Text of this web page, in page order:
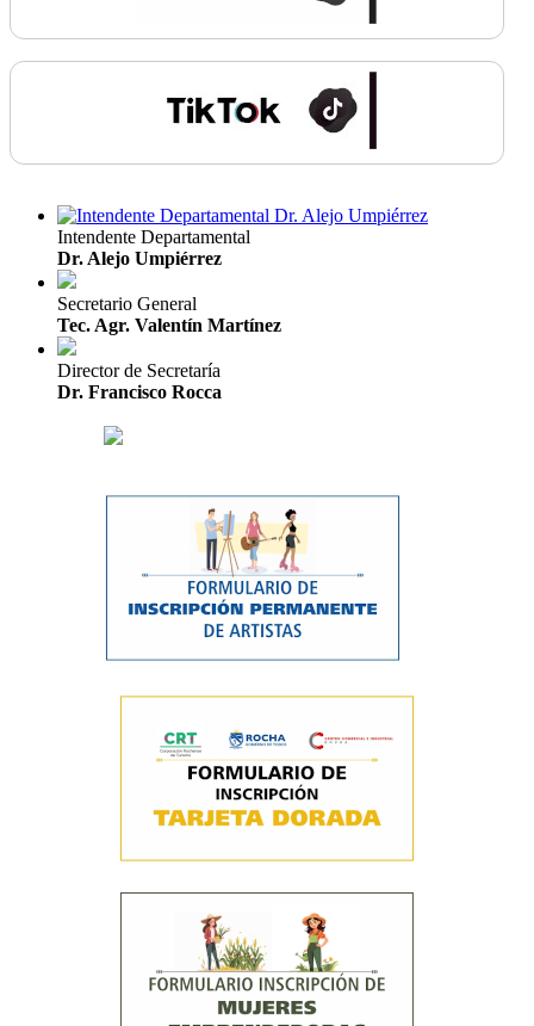
Intendente Departamental
Dr. Alejo Umpiérrez
Secretario General
Tec. Agr. Valentín Martínez
Director de Secretaría
Dr. Francisco Rocca